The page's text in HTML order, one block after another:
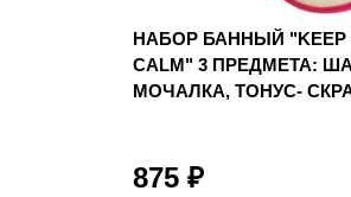
НАБОР БАННЫЙ "KEEP
CALM" 3 ПРЕДМЕТА:
МОЧАЛКА, ТОНУС-
875 ₽